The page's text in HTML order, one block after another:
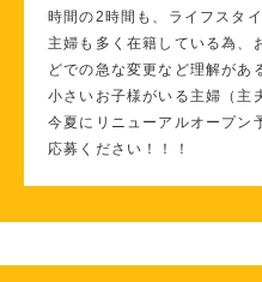
時間の2時間も、ライフスタ
主婦も多く在籍している為、
どでの急な変更など理解があ
小さいお子様がいる主婦（主
今夏にリニューアルオープン
応募ください！！！